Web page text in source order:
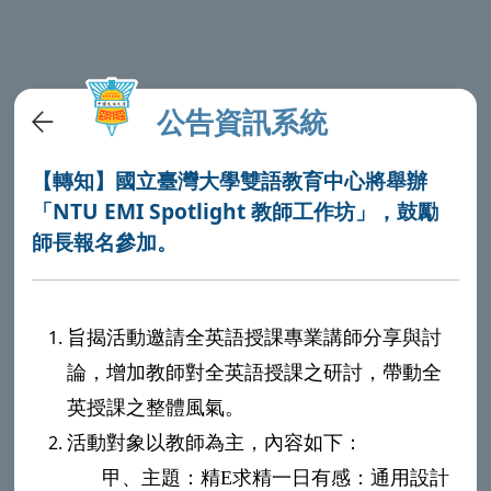
公告資訊系統
【轉知】國立臺灣大學雙語教育中心將舉辦
「NTU EMI Spotlight 教師工作坊」，鼓勵
師長報名參加。
旨揭活動邀請全英語授課專業講師分享與討
論，增加教師對全英語授課之研討，帶動全
英授課之整體風氣。
活動對象以教師為主，內容如下：
甲、 主題：精E求精一日有感：通用設計